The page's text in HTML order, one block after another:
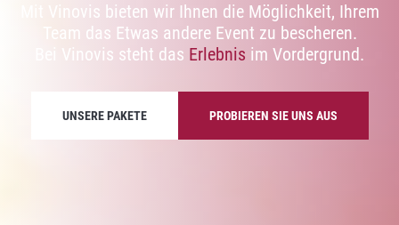
Mit Vinovis bieten wir Ihnen die Möglichkeit, Ihrem
Team das Etwas andere Event zu bescheren.
Bei Vinovis steht das Erlebnis im Vordergrund.
UNSERE PAKETE PROBIEREN SIE UNS AUS